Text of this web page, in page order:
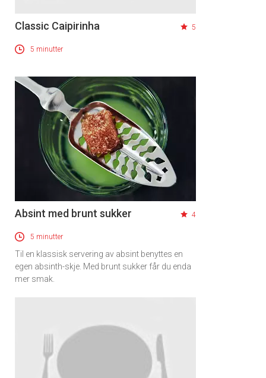
Classic Caipirinha 5
5 minutter
Absint med brunt sukker 4
5 minutter
Til en klassisk servering av absint benyttes en
egen absinth-skje. Med brunt sukker får du enda
mer smak.